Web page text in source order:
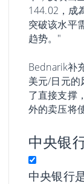
144.02，成
突破该水平
趋势。"
Bednarik补
美元/日元的
了直接支撑
外的卖压将
中央银
中央银行